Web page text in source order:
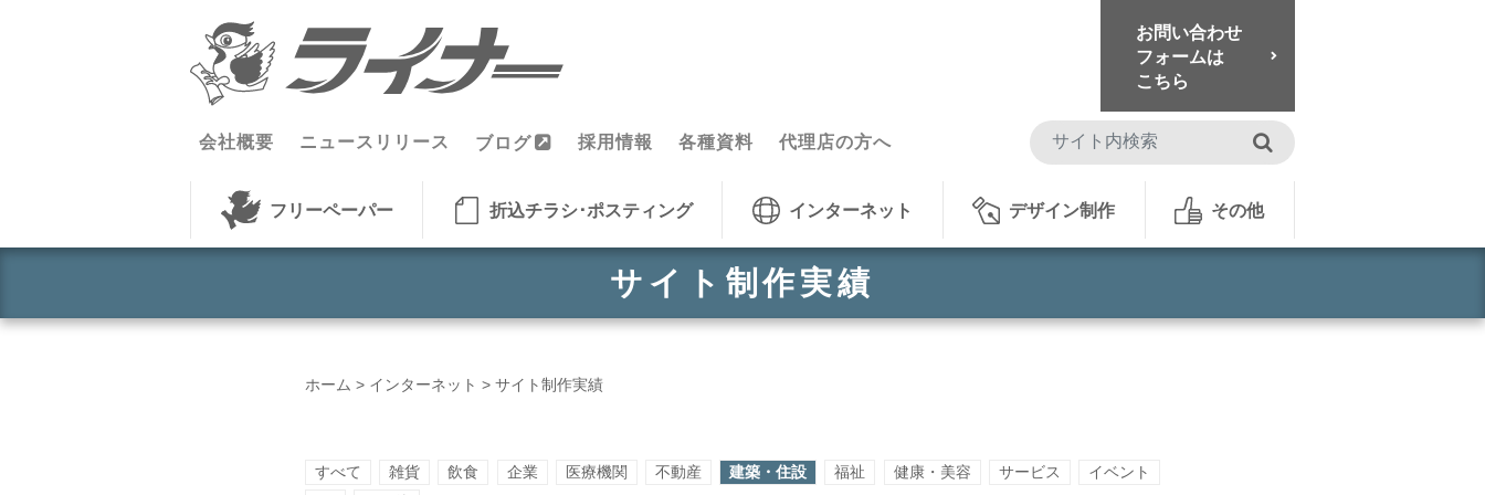
お問い合わせ
フォームは
こちら
会社概要 ニュースリリース ブログ 採用情報 各種資料 代理店の方へ 検索
フリーペーパー 折込チラシ･ポスティング インターネット デザイン制作 その他
サイト制作実績
ホーム > インターネット > サイト制作実績
すべて 雑貨 飲食 企業 医療機関 不動産 建築・住設 福祉 健康・美容 サービス
イベント